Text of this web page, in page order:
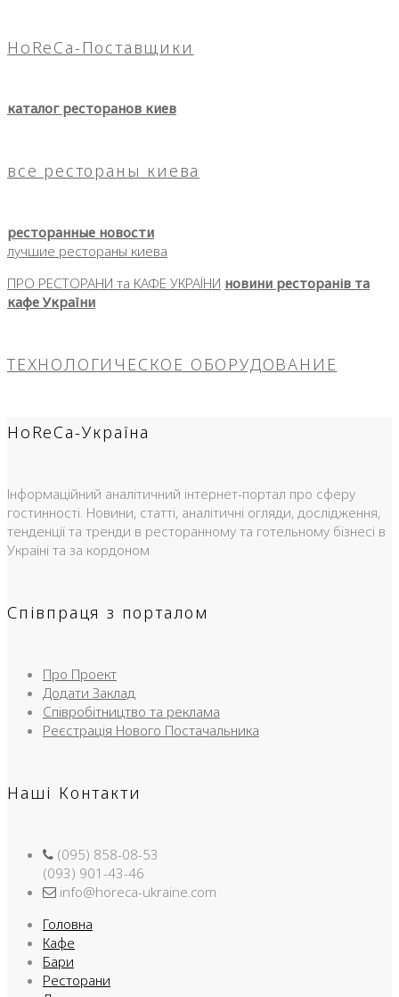
HoReCa-Поставщики
каталог ресторанов киев
все рестораны киева
ресторанные новости
лучшие рестораны киева
ПРО РЕСТОРАНИ та КАФЕ УКРАЇНИ новини ресторанів та
кафе України
ТЕХНОЛОГИЧЕСКОЕ ОБОРУДОВАНИЕ
HoReCa-Україна
Інформаційний аналітичний інтернет-портал про сферу
гостинності. Новини, статті, аналітичні огляди, дослідження,
тенденції та тренди в ресторанному та готельному бізнесі в
Україні та за кордоном
Співпраця з порталом
Про Проект
Додати Заклад
Співробітництво та реклама
Реєстрація Нового Постачальника
Наші Контакти
(095) 858-08-53
(093) 901-43-46
info@horeca-ukraine.com
Головна
Кафе
Бари
Ресторани